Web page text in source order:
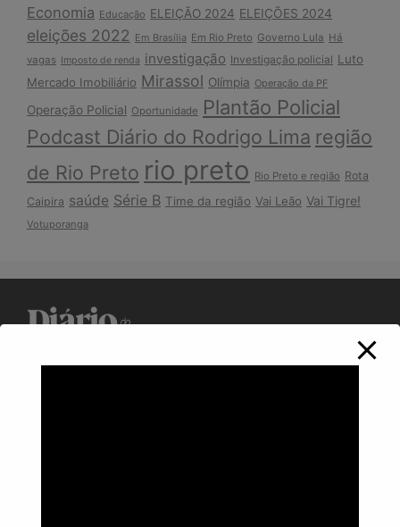
Economia Educação ELEIÇÃO 2024 ELEIÇÕES 2024
eleições 2022 Em Brasília Em Rio Preto Governo Lula Há
vagas Imposto de renda investigação Investigação policial Luto
Mercado Imobiliário Mirassol Olímpia Operação da PF
Operação Policial Oportunidade Plantão Policial
Podcast Diário do Rodrigo Lima região
de Rio Preto rio preto Rio Preto e região Rota
Caipira saúde Série B Time da região Vai Leão Vai Tigre!
Votuporanga